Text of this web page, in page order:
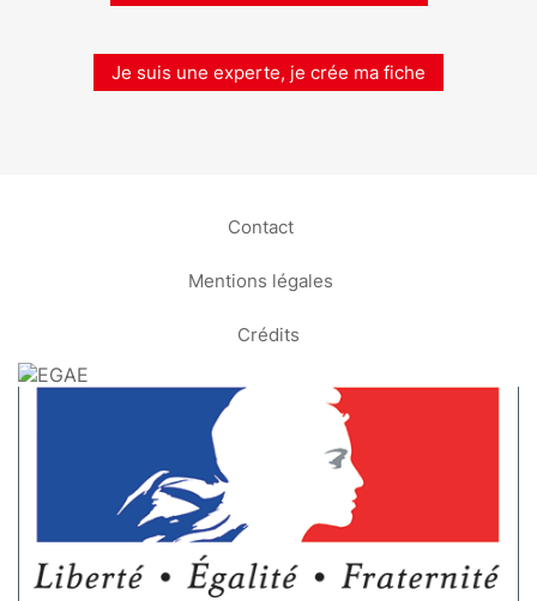
Je suis une experte, je crée ma fiche
Contact
Mentions légales
Crédits